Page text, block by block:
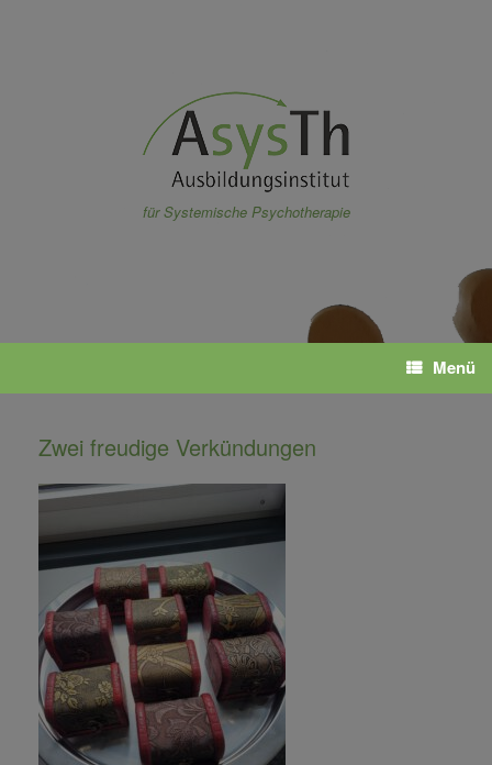
für Systemische Psychotherapie
Menü
Zwei freudige Verkündungen